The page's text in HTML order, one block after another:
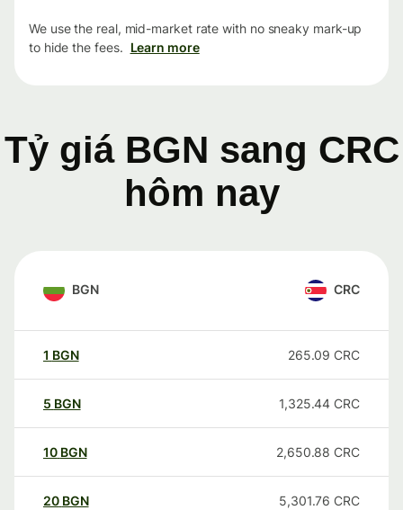
We use the real, mid-market rate with no sneaky mark-up
to hide the fees. Learn more
Tỷ giá BGN sang CRC
hôm nay
BGN CRC
1 BGN 265.09 CRC
5 BGN 1,325.44 CRC
10 BGN 2,650.88 CRC
20 BGN 5,301.76 CRC